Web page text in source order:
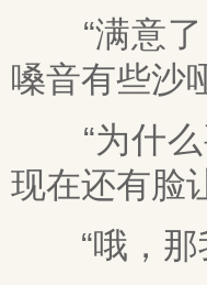
“满意了
嗓音有些沙
“为什么
现在还有脸
“哦，那